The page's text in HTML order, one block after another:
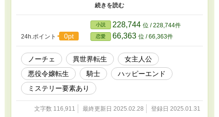
偵！ ～クソ乙女ゲーに転生したミステリー作家ですが最短クリア
で現世に戻ってみせます！～』を大幅に加筆修正しました。 ３１
話が最終話です。 ３２話以降は番外編となり、３１話とは違った
結末となります。
24h.ポイント
0pt
小説 228,744 位 / 228,744件
恋愛 66,363 位 / 66,363件
ノーチェ 異世界転生
女主人公
悪役令嬢転生
騎士
ハッピーエンド
ミステリー要素あり
文字数 116,911 最終更新日 2025.02.28 登録日 2025.01.31